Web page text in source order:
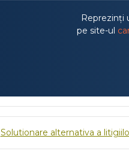
Reprezinți
pe site-ul
Solutionare alternativa a